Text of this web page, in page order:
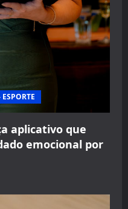
aplicativo que
emocional por